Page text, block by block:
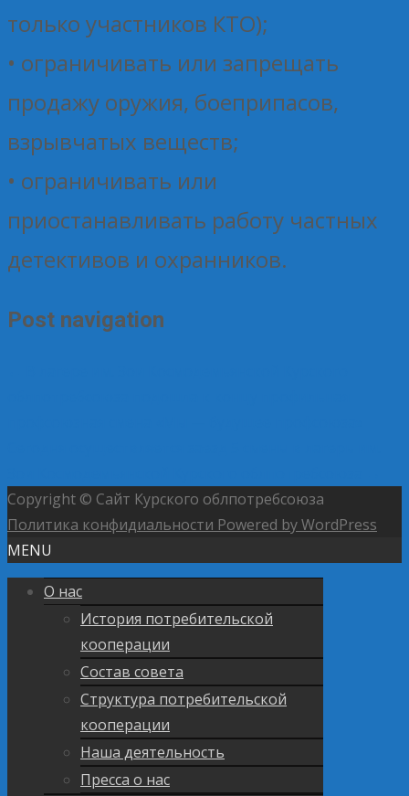
только участников КТО);
• ограничивать или запрещать
продажу оружия, боеприпасов,
взрывчатых веществ;
• ограничивать или
приостанавливать работу частных
детективов и охранников.
Post navigation
Copyright © Сайт Курского облпотребсоюза
Политика конфидиальности Powered by WordPress
MENU
О нас
История потребительской
кооперации
Состав совета
Структура потребительской
кооперации
Наша деятельность
Пресса о нас